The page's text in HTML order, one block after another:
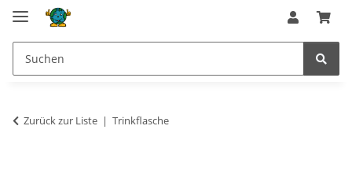
Zurück zur Liste Trinkflasche